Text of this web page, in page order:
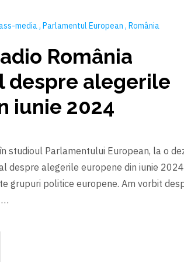
media Parlamentul European România
România
despre alegerile
iunie 2024
studioul Parlamentului European, la o
despre alegerile europene din iunie
grupuri politice europene. Am vorbit
…